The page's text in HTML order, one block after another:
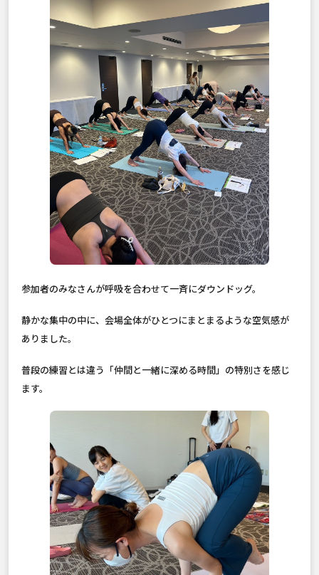
参加者のみなさんが呼吸を合わせて一斉にダウンドッグ。
静かな集中の中に、会場全体がひとつにまとまるような空気感が
ありました。
普段の練習とは違う「仲間と一緒に深める時間」の特別さを感じ
ます。